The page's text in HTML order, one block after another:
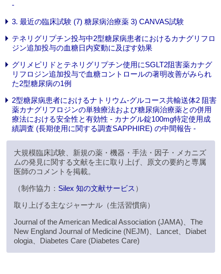
-
3. 最近の臨床試験 (7) 糖尿病治療薬 3) CANVAS試験
テネリグリプチン投与中2型糖尿病患者におけるカナグリフロ
ジン追加投与の血糖日内変動に及ぼす効果
グリメピリドとテネリグリプチン使用にSGLT2阻害薬カナグ
リフロジン追加投与で血糖コントロールの著明改善がみられ
た2型糖尿病の1例
2型糖尿病患者におけるナトリウム-グルコース共輸送体2 阻害
薬カナグリフロジンの単独療法および糖尿病治療薬との併用
療法における安全性と有効性 - カナグル錠100mg特定使用成
績調査 (長期使用に関する調査SAPPHIRE) の中間報告 -
大規模臨床試験、新規の薬・機器・手法・因子・メカニズ
ムの発見に関する文献を主に取り上げ、原文の要約と専属
医師のコメントを掲載。
（制作協力： Silex 知の文献サービス ）
取り上げる主なジャーナル（生活習慣病）
Journal of the American Medical Association (JAMA)、The
New England Journal of Medicine (NEJM)、Lancet、Diabet
ologia、Diabetes Care (Diabetes Care)